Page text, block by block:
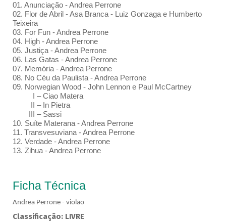
01.⁠ ⁠Anunciação - Andrea Perrone
02.⁠ ⁠Flor de Abril - Asa Branca - Luiz Gonzaga e Humberto
Teixeira
03.⁠ ⁠For Fun - Andrea Perrone
04.⁠ High - Andrea Perrone
05.⁠ ⁠Justiça - Andrea Perrone
06.⁠ Las Gatas - Andrea Perrone
07.⁠ ⁠Memória - Andrea Perrone
08.⁠ ⁠No Céu da Paulista - Andrea Perrone
09.⁠ Norwegian Wood - John Lennon e Paul McCartney
I – Ciao Matera
II – In Pietra
III – Sassi
10.⁠ ⁠Suíte Materana - Andrea Perrone
11.⁠ ⁠Transvesuviana - Andrea Perrone
12.⁠ ⁠Verdade - Andrea Perrone
13. Zihua - Andrea Perrone
Ficha Técnica
Andrea Perrone - violão
Classificação: LIVRE